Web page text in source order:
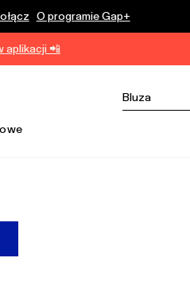
O programie Gap+
aplikacji 📲